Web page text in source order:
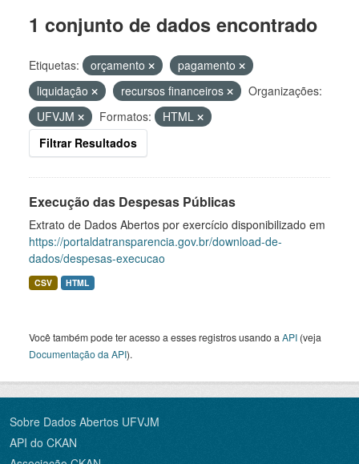
1 conjunto de dados encontrado
Etiquetas: orçamento
pagamento
liquidação
recursos financeiros
Organizações:
UFVJM
Formatos:
HTML
Filtrar Resultados
Execução das Despesas Públicas
Extrato de Dados Abertos por exercício disponibilizado em
https://portaldatransparencia.gov.br/download-de-
dados/despesas-execucao
CSV HTML
Você também pode ter acesso a esses registros usando a API (veja
Documentação da API).
Sobre Dados Abertos UFVJM
API do CKAN